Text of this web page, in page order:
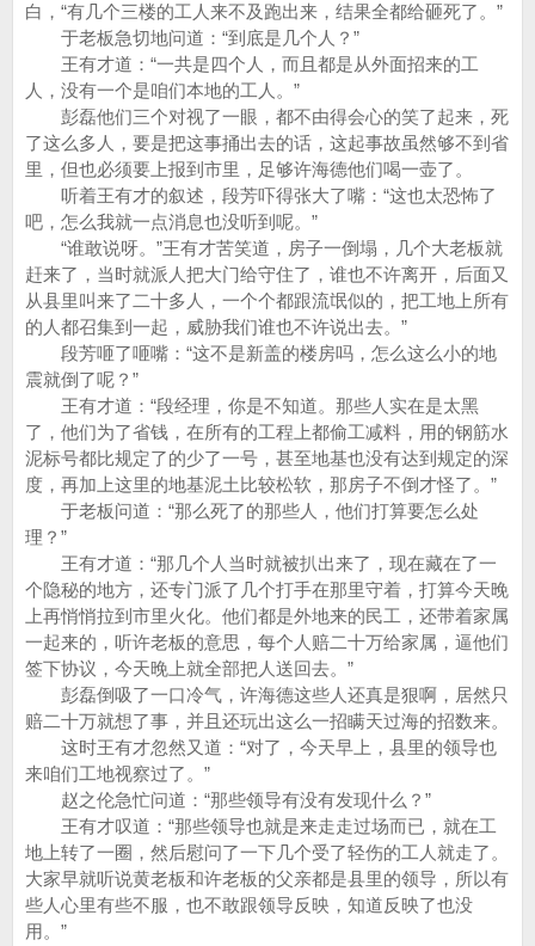
白，“有几个三楼的工人来不及跑出来，结果全都给砸死了。”
于老板急切地问道：“到底是几个人？”
王有才道：“一共是四个人，而且都是从外面招来的工
人，没有一个是咱们本地的工人。”
彭磊他们三个对视了一眼，都不由得会心的笑了起来，死
了这么多人，要是把这事捅出去的话，这起事故虽然够不到省
里，但也必须要上报到市里，足够许海德他们喝一壶了。
听着王有才的叙述，段芳吓得张大了嘴：“这也太恐怖了
吧，怎么我就一点消息也没听到呢。”
“谁敢说呀。”王有才苦笑道，房子一倒塌，几个大老板就
赶来了，当时就派人把大门给守住了，谁也不许离开，后面又
从县里叫来了二十多人，一个个都跟流氓似的，把工地上所有
的人都召集到一起，威胁我们谁也不许说出去。”
段芳咂了咂嘴：“这不是新盖的楼房吗，怎么这么小的地
震就倒了呢？”
王有才道：“段经理，你是不知道。那些人实在是太黑
了，他们为了省钱，在所有的工程上都偷工减料，用的钢筋水
泥标号都比规定了的少了一号，甚至地基也没有达到规定的深
度，再加上这里的地基泥土比较松软，那房子不倒才怪了。”
于老板问道：“那么死了的那些人，他们打算要怎么处
理？”
王有才道：“那几个人当时就被扒出来了，现在藏在了一
个隐秘的地方，还专门派了几个打手在那里守着，打算今天晚
上再悄悄拉到市里火化。他们都是外地来的民工，还带着家属
一起来的，听许老板的意思，每个人赔二十万给家属，逼他们
签下协议，今天晚上就全部把人送回去。”
彭磊倒吸了一口冷气，许海德这些人还真是狠啊，居然只
赔二十万就想了事，并且还玩出这么一招瞒天过海的招数来。
这时王有才忽然又道：“对了，今天早上，县里的领导也
来咱们工地视察过了。”
赵之伦急忙问道：“那些领导有没有发现什么？”
王有才叹道：“那些领导也就是来走走过场而已，就在工
地上转了一圈，然后慰问了一下几个受了轻伤的工人就走了。
大家早就听说黄老板和许老板的父亲都是县里的领导，所以有
些人心里有些不服，也不敢跟领导反映，知道反映了也没
用。”